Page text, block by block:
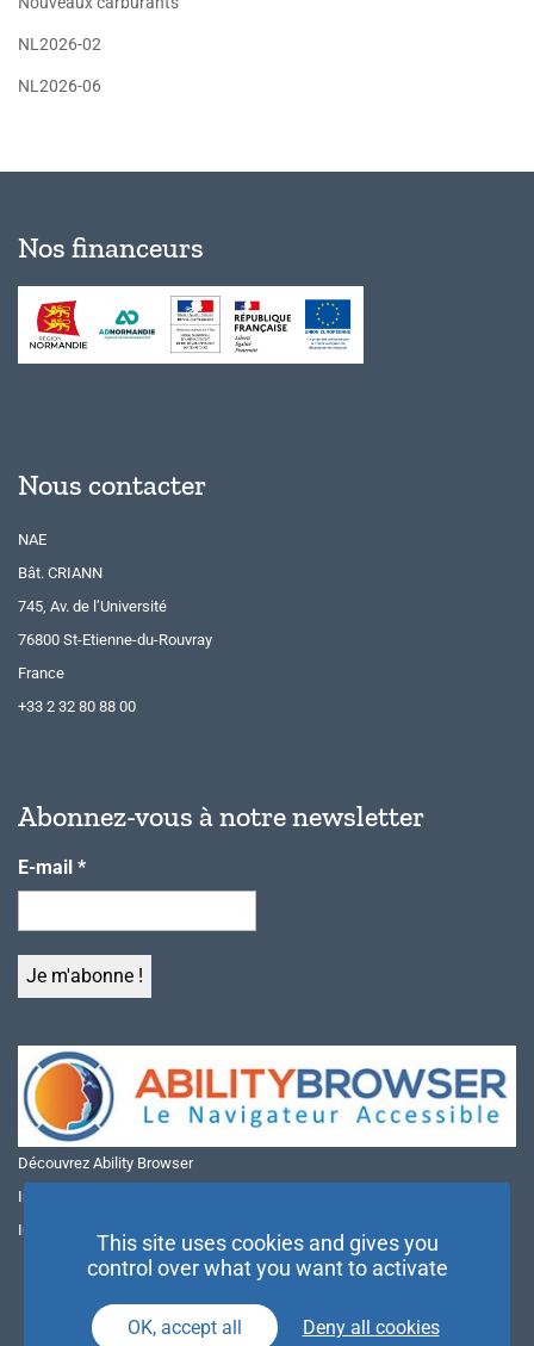
NL2026-02
NL2026-06
Nos financeurs
Nous contacter
NAE
Bât. CRIANN
745, Av. de l’Université
76800 St-Etienne-du-Rouvray
France
+33 2 32 80 88 00
Abonnez-vous à notre newsletter
E-mail *
Découvrez Ability Browser
Installer Ability Browser sur Windows
Installer Ability Browser sur Mac
This site uses cookies and gives you
control over what you want to activate
OK, accept all Deny all cookies